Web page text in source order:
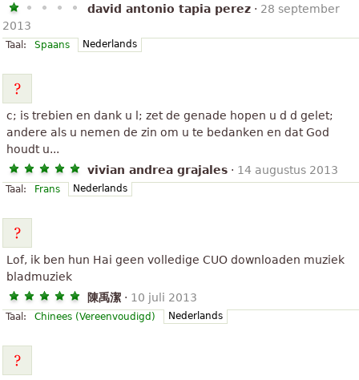
david antonio tapia perez · 28 september
2013
Taal: Spaans Nederlands
c; is trebien en dank u l; zet de genade hopen u d d gelet;
andere als u nemen de zin om u te bedanken en dat God
houdt u...
vivian andrea grajales · 14 augustus 2013
Taal: Frans Nederlands
Lof, ik ben hun Hai geen volledige CUO downloaden muziek
bladmuziek
陳禹潔 · 10 juli 2013
Taal: Chinees (Vereenvoudigd) Nederlands